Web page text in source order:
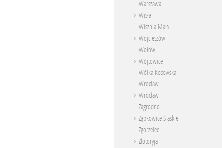
Warszawa
Wisła
Wisznia Mała
Wojcieszów
Wołów
Wójtowice
Wólka Kosowska
Wroclaw
Wrocław
Zagrodno
Ząbkowice Śląskie
Zgorzelec
Złotoryja